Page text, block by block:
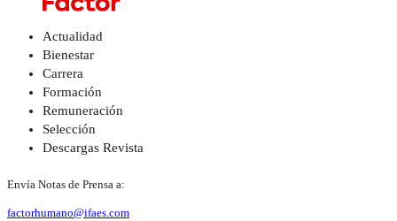
Actualidad
Bienestar
Carrera
Formación
Remuneración
Selección
Descargas Revista
Envía Notas de Prensa a:
factorhumano@ifaes.com